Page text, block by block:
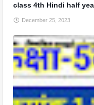
class 4th Hindi half
December 25, 2023